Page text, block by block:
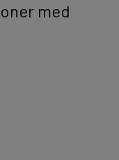
med